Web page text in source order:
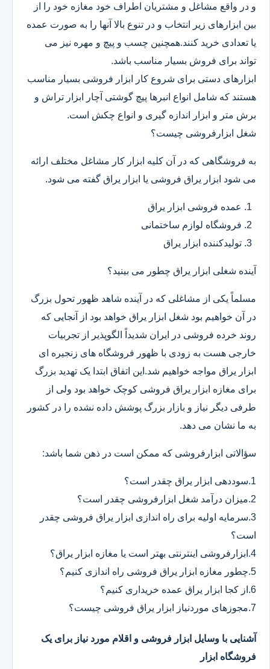
و در واقع مشاغل و مشتریان اطراف خود مغازه خود را از
بین ابزارهای زیر انتخاب و در تنوع بالا آنها را به صورت عمده
یا تعدادی خرید کنند.همچنین چسب و پیچ و مهره نیز می
تواند برای فروش بسیار مناسب باشد.
ابزارهای دستی برای شروع کار ابزار فروشی بسیار مناسب
هستند که شامل انواع انبرها پیچ گوشتی آچار ابزار تراش و
برش متر و ابزار اندازه گیری و انواع چکش است.
شغل ابزارفروشی چیست؟
به فروشگاهی که در آن کلیه ابزار کار مشاغل مختلف ارائه
می شود ابزار یراق فروشی یا ابزار یراق گفته می شود.
عمده فروشی ابزار یراق
فروشگاه لوازم ساختمانی
تولیدکننده ابزار یراق
آینده شغلی ابزار یراق چطور می بینید؟
مسلماً یکی از مشاغلی که در آینده شاهد ظهور تحول بزرگ
در آن خواهیم بود شغل ابزار یراق خواهد بود از آنجایی که
روند خرده فروشی در ایران شدیداً الگوپذیر از تجربیات
خارجی هست به زودی با ظهور فروشگاه های زنجیره ای
ابزار یراق مواجه خواهیم شد.این اتفاق ابتدا یک تهدید بزرگ
برای مغازه ابزار یراق فروشی کوچک خواهد بود ولی از
طرفی دیگر نیاز و بازار بزرگ پوشش داده نشده را در کشور
به ما نشان می دهد.
سؤالاتی ابزارفروشی که ممکن است در ذهن شما باشد:
1.سوددهی ابزار یراق چقدر است؟
2.میزان درآمد شغل ابزارفروشی چقدر است؟
3.سرمایه اولیه برای راه اندازی ابزار یراق فروشی چقدر
است؟
4.ابزارفروشی اینترنتی بهتر است یا مغازه ابزار یراق؟
5.چطور مغازه ابزار یراق فروشی راه اندازی کنیم؟
6.از کجا ابزار یراق عمده خریداری کنیم؟
7.مجوزهای موردنیاز ابزار یراق فروشی چیست؟
آشنایی با وسایل ابزار فروشی و اقلام مورد نیاز برای یک
فروشگاه ابزار